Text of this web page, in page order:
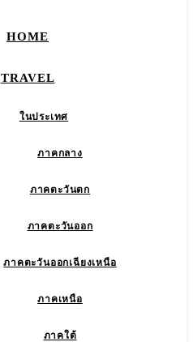
HOME
TRAVEL
ในประเทศ
ภาคกลาง
ภาคตะวันตก
ภาคตะวันออก
ภาคตะวันออกเฉียงเหนือ
ภาคเหนือ
ภาคใต้